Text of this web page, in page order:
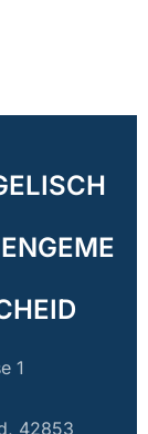
1
42853